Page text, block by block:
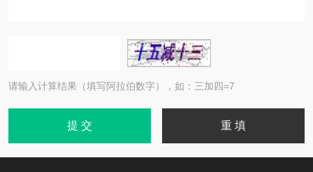
请输入计算结果（填写阿拉伯数字），如：三加四=7